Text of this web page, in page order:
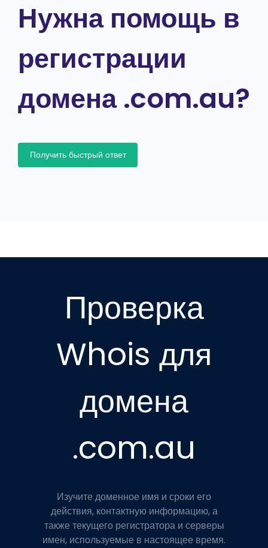
Нужна помощь в
регистрации
домена .com.au?
Получить быстрый ответ
Проверка
Whois для
домена
.com.au
Изучите доменное имя и сроки его
действия, контактную информацию, а
также текущего регистратора и серверы
имен, используемые в настоящее время.